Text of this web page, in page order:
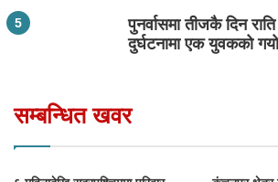
पुनर्वासमा तीजकै दिन
दुर्घटनामा एक युवकको
सम्बन्धित खवर